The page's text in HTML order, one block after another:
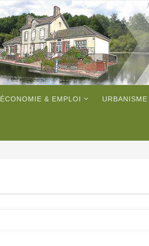
ÉCONOMIE & EMPLOI URBANISME